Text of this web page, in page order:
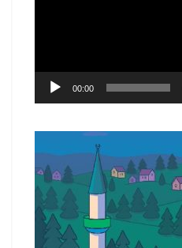
00:00